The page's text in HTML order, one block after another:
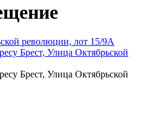
революции, лот 15/9А